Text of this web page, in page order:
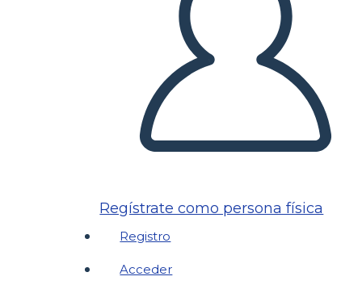
Regístrate como persona física
Registro
Acceder